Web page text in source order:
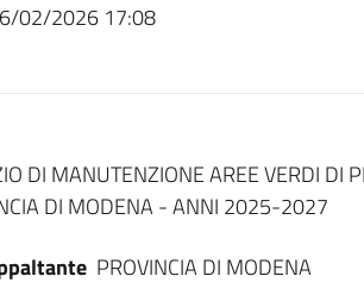
02/2026 17:08
bando
DI MANUTENZIONE AREE VERDI DI
DI MODENA - ANNI 2025-2027
PROVINCIA DI MODENA